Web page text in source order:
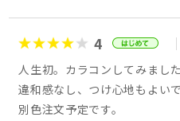
4
人生初。カラコンしてみました
違和感なし、つけ心地もよいで
別色注文予定です。